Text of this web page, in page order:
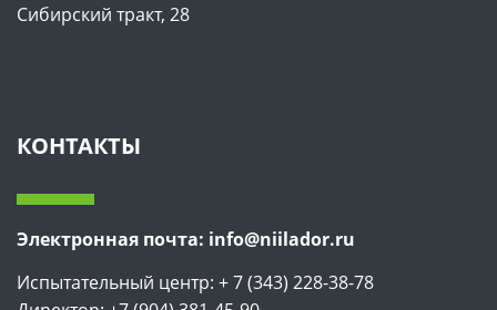
Сибирский тракт, 28
КОНТАКТЫ
Электронная почта: info@niilador.ru
Испытательный центр: + 7 (343) 228-38-78